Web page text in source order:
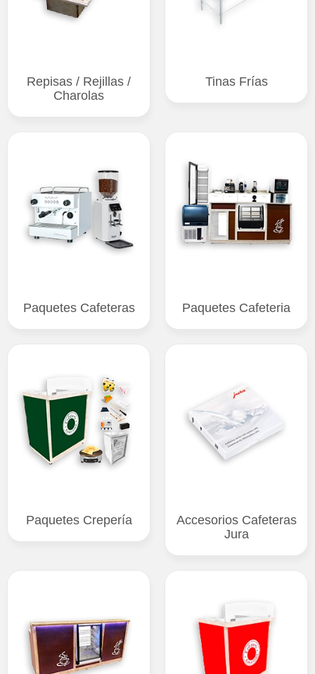
Repisas / Rejillas /
Charolas
Tinas Frías
Paquetes Cafeteras Paquetes Cafeteria
Paquetes Crepería
Accesorios Cafeteras
Jura